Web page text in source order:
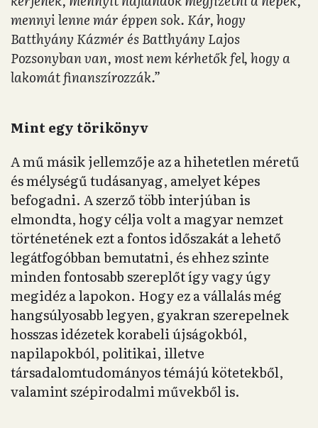
mennyi lenne már éppen sok. Kár, hogy
Batthyány Kázmér és Batthyány Lajos
Pozsonyban van, most nem kérhetők fel, hogy a
lakomát finanszírozzák.”
Mint egy törikönyv
A mű másik jellemzője az a hihetetlen méretű
és mélységű tudásanyag, amelyet képes
befogadni. A szerző több interjúban is
elmondta, hogy célja volt a magyar nemzet
történetének ezt a fontos időszakát a lehető
legátfogóbban bemutatni, és ehhez szinte
minden fontosabb szereplőt így vagy úgy
megidéz a lapokon. Hogy ez a vállalás még
hangsúlyosabb legyen, gyakran szerepelnek
hosszas idézetek korabeli újságokból,
napilapokból, politikai, illetve
társadalomtudományos témájú kötetekből,
valamint szépirodalmi művekből is.